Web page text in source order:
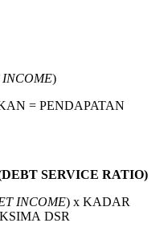
INCOME)
= PENDAPATAN
SERVICE RATIO)
INCOME) x KADAR
DSR